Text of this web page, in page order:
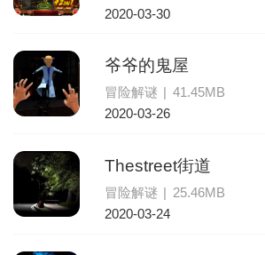
2020-03-30
爷爷的鬼屋
冒险解谜 | 41.45MB
2020-03-26
Thestreet街道
冒险解谜 | 25.46MB
2020-03-24